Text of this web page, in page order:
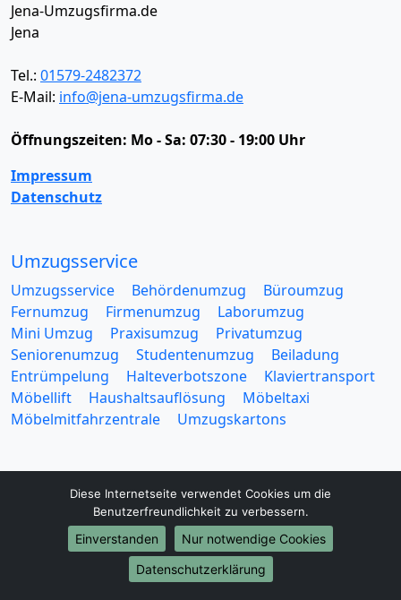
Jena-Umzugsfirma.de
Jena
Tel.: 01579-2482372
E-Mail: info@jena-umzugsfirma.de
Öffnungszeiten: Mo - Sa: 07:30 - 19:00 Uhr
Impressum
Datenschutz
Umzugsservice
Umzugsservice Behördenumzug
Büroumzug
Fernumzug
Firmenumzug
Laborumzug
Mini Umzug
Praxisumzug
Privatumzug
Seniorenumzug
Studentenumzug
Beiladung
Entrümpelung
Halteverbotszone
Klaviertransport
Möbellift
Haushaltsauflösung
Möbeltaxi
Möbelmitfahrzentrale
Umzugskartons
Europa-Umzüge
Umzug von Jena nach Belarus
Umzug von Jena nach Belgien
Diese Internetseite verwendet Cookies um die
Benutzerfreundlichkeit zu verbessern.
Einverstanden
Nur notwendige Cookies
Datenschutzerklärung